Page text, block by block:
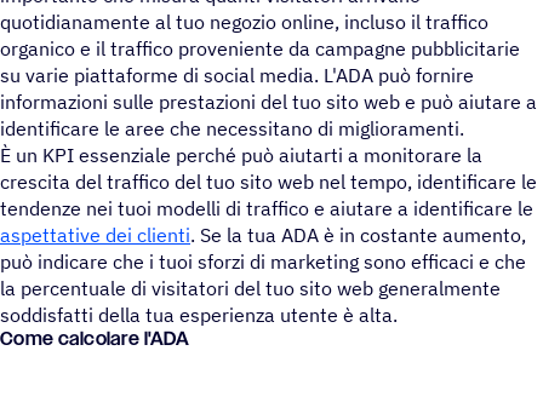
quotidianamente al tuo negozio online, incluso il traffico
organico e il traffico proveniente da campagne pubblicitarie
su varie piattaforme di social media. L'ADA può fornire
informazioni sulle prestazioni del tuo sito web e può aiutare a
identificare le aree che necessitano di miglioramenti.
È un KPI essenziale perché può aiutarti a monitorare la
crescita del traffico del tuo sito web nel tempo, identificare le
tendenze nei tuoi modelli di traffico e aiutare a identificare le
aspettative dei clienti. Se la tua ADA è in costante aumento,
può indicare che i tuoi sforzi di marketing sono efficaci e che
la percentuale di visitatori del tuo sito web generalmente
soddisfatti della tua esperienza utente è alta.
Come calcolare l'ADA